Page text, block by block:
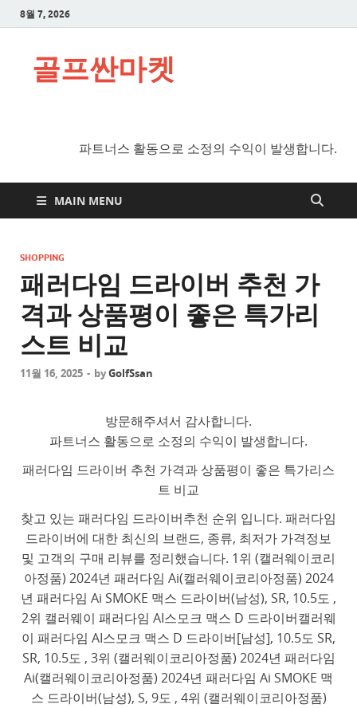
8월 7, 2026
골프싼마켓
파트너스 활동으로 소정의 수익이 발생합니다.
MAIN MENU
SHOPPING
패러다임 드라이버 추천 가
격과 상품평이 좋은 특가리
스트 비교
11월 16, 2025 - byGolfSsan
방문해주셔서 감사합니다.
파트너스 활동으로 소정의 수익이 발생합니다.
패러다임 드라이버 추천 가격과 상품평이 좋은 특가리스
트 비교
찾고 있는 패러다임 드라이버추천 순위 입니다. 패러다임
드라이버에 대한 최신의 브랜드, 종류, 최저가 가격정보
및 고객의 구매 리뷰를 정리했습니다. 1위 (캘러웨이코리
아정품) 2024년 패러다임 Ai(캘러웨이코리아정품) 2024
년 패러다임 Ai SMOKE 맥스 드라이버(남성), SR, 10.5도 ,
2위 캘러웨이 패러다임 AI스모크 맥스 D 드라이버캘러웨
이 패러다임 AI스모크 맥스 D 드라이버[남성], 10.5도 SR,
SR, 10.5도 , 3위 (캘러웨이코리아정품) 2024년 패러다임
Ai(캘러웨이코리아정품) 2024년 패러다임 Ai SMOKE 맥
스 드라이버(남성), S, 9도 , 4위 (캘러웨이코리아정품)